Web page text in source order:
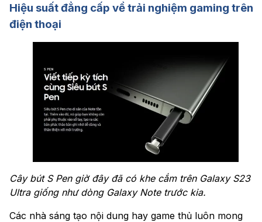
Hiệu suất đẳng cấp về trải nghiệm gaming trên
điện thoại
Cây bút S Pen giờ đây đã có khe cắm trên Galaxy S23
Ultra giống như dòng Galaxy Note trước kia.
Các nhà sáng tạo nội dung hay game thủ luôn mong